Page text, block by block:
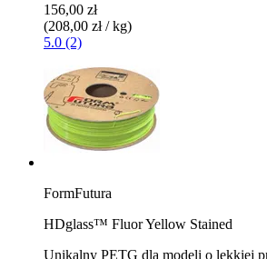
156,00 zł
(208,00 zł / kg)
5.0 (2)
FormFutura
HDglass™ Fluor Yellow Stained
Unikalny PETG dla modeli o lekkiej